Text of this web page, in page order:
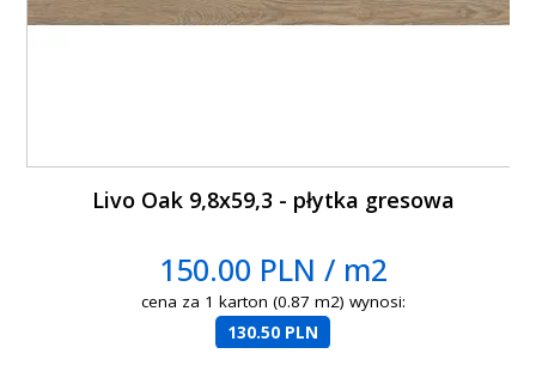
Livo Oak 9,8x59,3 - płytka gresowa
150.00 PLN / m2
cena za 1 karton (0.87 m2) wynosi:
130.50 PLN